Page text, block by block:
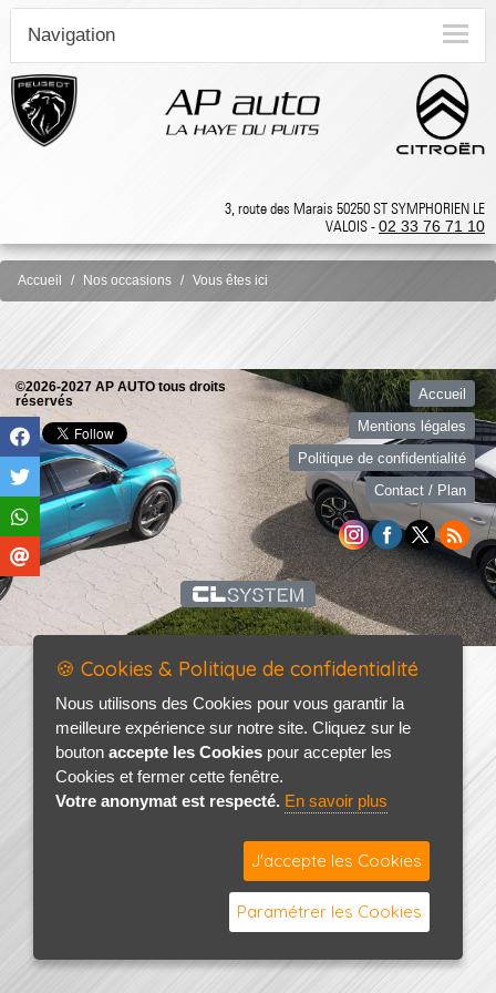
Navigation
3, route des Marais 50250 ST SYMPHORIEN LE
VALOIS -02 33 76 71 10
Accueil Nos occasions Vous êtes ici
©2026-2027 AP AUTO tous droits
réservés
Accueil
Mentions légales
Politique de confidentialité
Contact / Plan
🍪 Cookies & Politique de confidentialité
Nous utilisons des Cookies pour vous garantir la
meilleure expérience sur notre site. Cliquez sur le
bouton accepte les Cookies pour accepter les
Cookies et fermer cette fenêtre.
Votre anonymat est respecté. En savoir plus
J'accepte les Cookies
Paramétrer les Cookies